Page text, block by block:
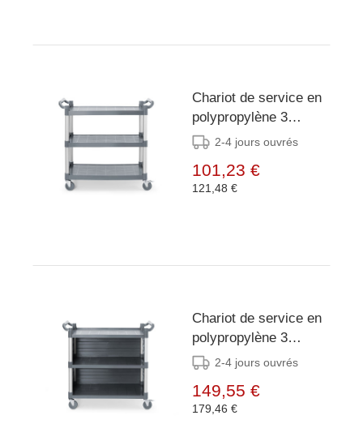
Chariot de service en
polypropylène 3
étagères - grand -
1010x500x(H)960mm
2-4 jours ouvrés
101,23 €
121,48 €
Chariot de service en
polypropylène 3
étagères - grand -
des panneaux latéraux
-
2-4 jours ouvrés
149,55 €
179,46 €